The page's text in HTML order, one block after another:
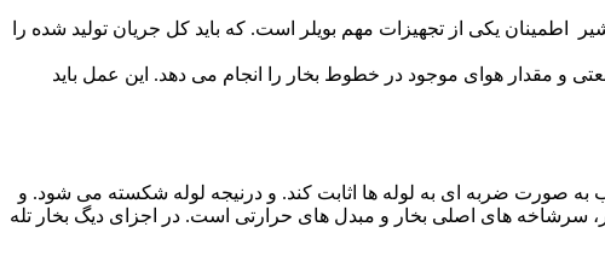
یکی از تجهیزات مهم بویلر است. که باید کل جریان تولید شده را
و مقدار هوای موجود در خطوط بخار را انجام می دهد. این عمل باید
صورت ضربه ای به لوله ها اثابت کند. و درنیجه لوله شکسته می شود. و
بخار، سرشاخه های اصلی بخار و مبدل های حرارتی است. در اجزای دیگ بخار تله